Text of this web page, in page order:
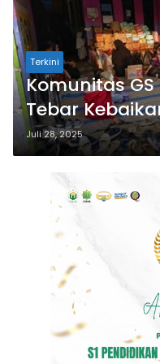
Terkini
Komunitas
Tebar
Solidaritas
Juli 28, 2025